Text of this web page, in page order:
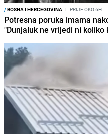
/BOSNA I HERCEGOVINA I PRIJE OKO 6H
Potresna poruka imama
"Dunjaluk ne vrijedi ni koliko